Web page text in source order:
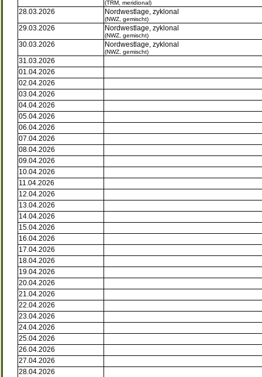
(TRM, meridional)
28.03.2026 Nordwestlage, zyklonal
(NWZ, gemischt)
29.03.2026 Nordwestlage, zyklonal
(NWZ, gemischt)
30.03.2026 Nordwestlage, zyklonal
(NWZ, gemischt)
31.03.2026
01.04.2026
02.04.2026
03.04.2026
04.04.2026
05.04.2026
06.04.2026
07.04.2026
08.04.2026
09.04.2026
10.04.2026
11.04.2026
12.04.2026
13.04.2026
14.04.2026
15.04.2026
16.04.2026
17.04.2026
18.04.2026
19.04.2026
20.04.2026
21.04.2026
22.04.2026
23.04.2026
24.04.2026
25.04.2026
26.04.2026
27.04.2026
28.04.2026